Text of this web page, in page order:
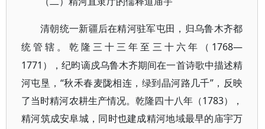
清朝统一新疆后在精河驻军屯田，归乌鲁木齐都
统管辖。乾隆三十三年至三十六年（ 1768—
1771），纪昀谪戍乌鲁木齐期间在一首诗歌中描述精
河屯垦，“秋禾春麦陇相连，绿到晶河路几千”，反映
了当时精河农耕生产情况。乾隆四十八年（1783），
精河筑成安阜城，同时也建成精河地域最早的庙宇万